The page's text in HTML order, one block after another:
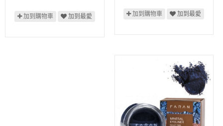
加到購物車 加到最愛 加到購物車 加到最愛